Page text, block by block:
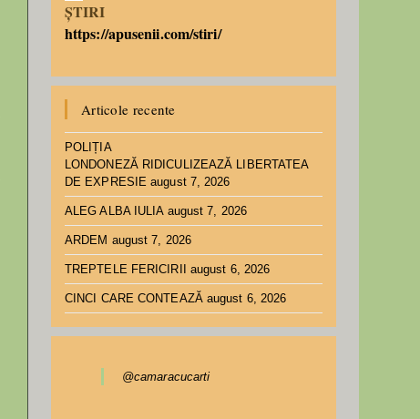
ȘTIRI
https://apusenii.com/stiri/
Articole recente
POLIȚIA
LONDONEZĂ RIDICULIZEAZĂ LIBERTATEA
DE EXPRESIE august 7, 2026
ALEG ALBA IULIA august 7, 2026
ARDEM august 7, 2026
TREPTELE FERICIRII august 6, 2026
CINCI CARE CONTEAZĂ august 6, 2026
@camaracucarti